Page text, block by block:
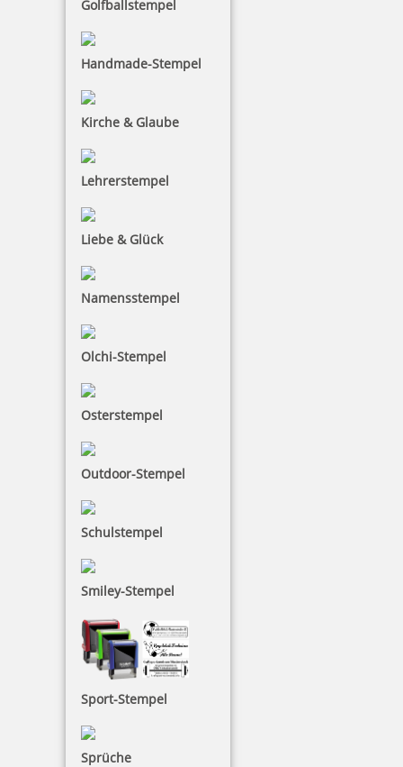
Golfballstempel
Handmade-Stempel
Kirche & Glaube
Lehrerstempel
Liebe & Glück
Namensstempel
Olchi-Stempel
Osterstempel
Outdoor-Stempel
Schulstempel
Smiley-Stempel
Sport-Stempel
Sprüche
Colop WOODIES Display Weihnachten mit 25 Stempeln und 5
Colop WOODIES Bauernhoftiere Set mit 12 Holzstempeln
Colop WOODIES Mix Set mit 12 Holzstempeln